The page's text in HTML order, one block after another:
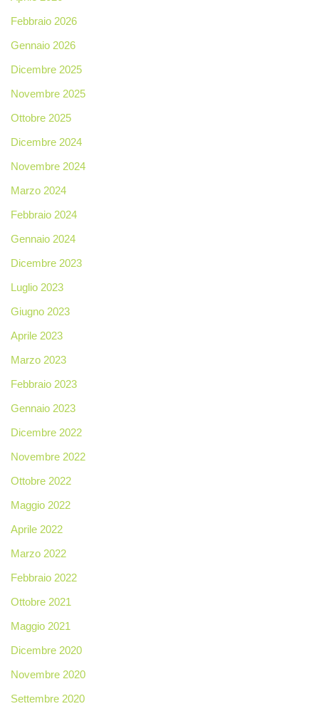
Febbraio 2026
Gennaio 2026
Dicembre 2025
Novembre 2025
Ottobre 2025
Dicembre 2024
Novembre 2024
Marzo 2024
Febbraio 2024
Gennaio 2024
Dicembre 2023
Luglio 2023
Giugno 2023
Aprile 2023
Marzo 2023
Febbraio 2023
Gennaio 2023
Dicembre 2022
Novembre 2022
Ottobre 2022
Maggio 2022
Aprile 2022
Marzo 2022
Febbraio 2022
Ottobre 2021
Maggio 2021
Dicembre 2020
Novembre 2020
Settembre 2020